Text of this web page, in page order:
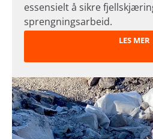
essensielt å sikre
sprengningsarbeid.
LES MER